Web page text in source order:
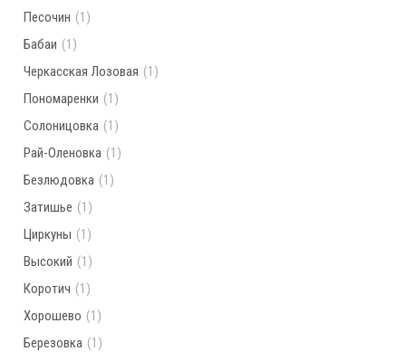
Песочин (1)
Бабаи (1)
Черкасская Лозовая (1)
Пономаренки (1)
Солоницовка (1)
Рай-Оленовка (1)
Безлюдовка (1)
Затишье (1)
Циркуны (1)
Высокий (1)
Коротич (1)
Хорошево (1)
Березовка (1)